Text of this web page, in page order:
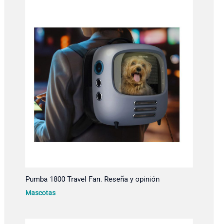
Pumba 1800 Travel Fan. Reseña y opinión
Mascotas